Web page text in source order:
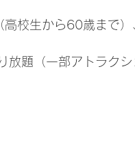
校生から60歳まで）
放題（一部アトラクシ